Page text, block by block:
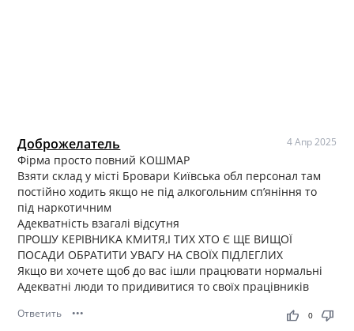
Доброжелатель 4 Апр 2025
Фірма просто повний КОШМАР
Взяти склад у місті Бровари Київська обл персонал там
постійно ходить якщо не під алкогольним сп’яніння то
під наркотичним
Адекватність взагалі відсутня
ПРОШУ КЕРІВНИКА КМИТЯ,І ТИХ ХТО Є ЩЕ ВИЩОЇ
ПОСАДИ ОБРАТИТИ УВАГУ НА СВОЇХ ПІДЛЕГЛИХ
Якщо ви хочете щоб до вас ішли працювати нормальні
Адекватні люди то придивитися то своїх працівників
Ответить ••• thumb_up thumb_down
0